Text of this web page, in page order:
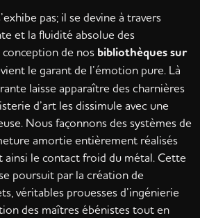
pas; il se devine à travers
et la fluidité absolue des
conception de nos bibliothèques sur
le garant de l’émotion pure. Là
laisse apparaître des charnières
d’art les dissimule avec une
Nous façonnons des systèmes de
amortie entièrement réalisés
ainsi le contact froid du métal. Cette
poursuit par la création de
véritables prouesses d’ingénierie
des maîtres ébénistes tout en